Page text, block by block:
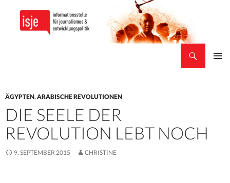
ÄGYPTEN,ARABISCHE REVOLUTIONEN
DIE SEELE DER
REVOLUTION LEBT NOCH
9. SEPTEMBER 2015 CHRISTINE